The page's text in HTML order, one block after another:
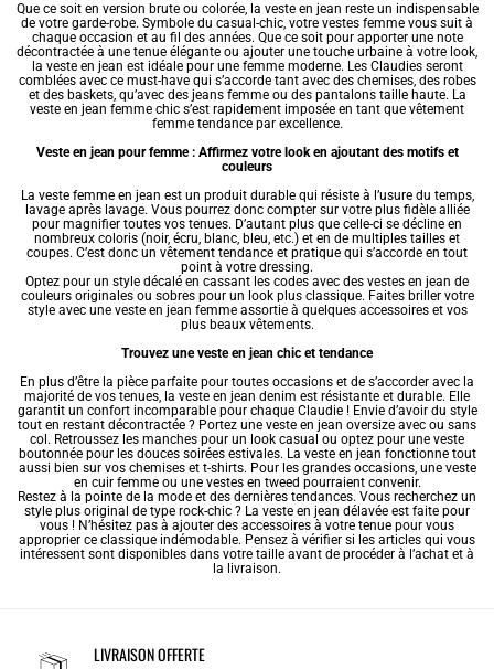
Que ce soit en version brute ou colorée, la veste en jean reste un indispensable
de votre garde-robe. Symbole du casual-chic, votre vestes femme vous suit à
chaque occasion et au fil des années. Que ce soit pour apporter une note
décontractée à une tenue élégante ou ajouter une touche urbaine à votre look,
la veste en jean est idéale pour une femme moderne. Les Claudies seront
comblées avec ce must-have qui s’accorde tant avec des chemises, des robes
et des baskets, qu’avec des jeans femmeou des pantalons taille haute. La
veste en jean femme chic s’est rapidement imposée en tant que vêtement
femme tendancepar excellence.
Veste en jean pour femme : Affirmez votre look en ajoutant des motifs et
couleurs
La veste femmeen jean est un produit durable qui résiste à l’usure du temps,
lavage après lavage. Vous pourrez donc compter sur votre plus fidèle alliée
pour magnifier toutes vos tenues. D’autant plus que celle-ci se décline en
nombreux coloris (noir, écru, blanc, bleu, etc.) et en de multiples tailles et
coupes. C’est donc un vêtement tendance et pratique qui s’accorde en tout
point à votre dressing.
Optez pour un style décalé en cassant les codes avec des vestes en jean de
couleurs originales ou sobres pour un look plus classique. Faites briller votre
style avec une veste en jean femme assortie à quelques accessoires et vos
plus beaux vêtements.
Trouvez une veste en jean chic et tendance
En plus d’être la pièce parfaite pour toutes occasions et de s’accorder avec la
majorité de vos tenues, la veste en jean denim est résistante et durable. Elle
garantit un confort incomparable pour chaque Claudie ! Envie d’avoir du style
tout en restant décontractée ? Portez une veste en jean oversize avec ou sans
col. Retroussez les manches pour un look casual ou optez pour une veste
boutonnée pour les douces soirées estivales. La veste en jean fonctionne tout
aussi bien sur vos chemises et t-shirts. Pour les grandes occasions, une veste
en cuir femmeou une vestes en tweed pourraient convenir.
Restez à la pointe de la mode et des dernières tendances. Vous recherchez un
style plus original de type rock-chic ? La veste en jean délavée est faite pour
vous ! N’hésitez pas à ajouter des accessoires à votre tenue pour vous
approprier ce classique indémodable. Pensez à vérifier si les articles qui vous
intéressent sont disponibles dans votre taille avant de procéder à l’achat et à
la livraison.
LIVRAISON OFFERTE